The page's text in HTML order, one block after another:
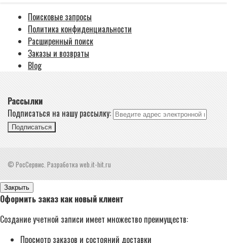
Поисковые запросы
Политика конфиденциальности
Расширенный поиск
Заказы и возвраты
Blog
Рассылки
Подписаться на нашу рассылку:
Подписаться
© РосСервис. Разработка web.it-hit.ru
Закрыть
Оформить заказ как новый клиент
Создание учетной записи имеет множество преимуществ:
Просмотр заказов и состояний доставки